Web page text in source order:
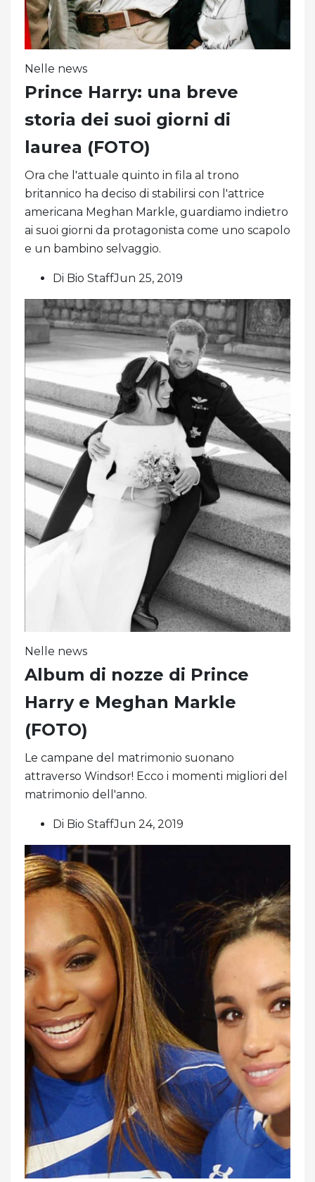
Nelle news
Prince Harry: una breve
storia dei suoi giorni di
laurea (FOTO)
Ora che l'attuale quinto in fila al trono
britannico ha deciso di stabilirsi con l'attrice
americana Meghan Markle, guardiamo indietro
ai suoi giorni da protagonista come uno scapolo
e un bambino selvaggio.
Di Bio StaffJun 25, 2019
Nelle news
Album di nozze di Prince
Harry e Meghan Markle
(FOTO)
Le campane del matrimonio suonano
attraverso Windsor! Ecco i momenti migliori del
matrimonio dell'anno.
Di Bio StaffJun 24, 2019